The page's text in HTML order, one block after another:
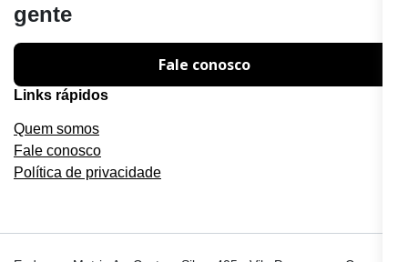
gente
Fale conosco
Links rápidos
Quem somos
Fale conosco
Política de privacidade